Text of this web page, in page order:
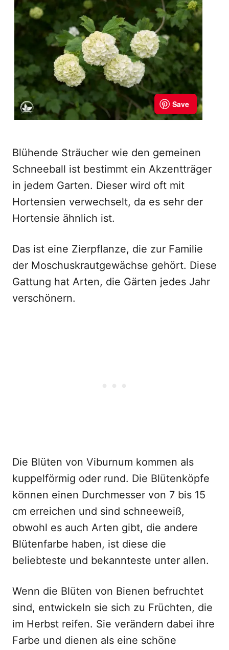
Blühende Sträucher wie den gemeinen
Schneeball ist bestimmt ein Akzentträger
in jedem Garten. Dieser wird oft mit
Hortensien verwechselt, da es sehr der
Hortensie ähnlich ist.
Das ist eine Zierpflanze, die zur Familie
der Moschuskrautgewächse gehört. Diese
Gattung hat Arten, die Gärten jedes Jahr
verschönern.
Die Blüten von Viburnum kommen als
kuppelförmig oder rund. Die Blütenköpfe
können einen Durchmesser von 7 bis 15
cm erreichen und sind schneeweiß,
obwohl es auch Arten gibt, die andere
Blütenfarbe haben, ist diese die
beliebteste und bekannteste unter allen.
Wenn die Blüten von Bienen befruchtet
sind, entwickeln sie sich zu Früchten, die
im Herbst reifen. Sie verändern dabei ihre
Farbe und dienen als eine schöne